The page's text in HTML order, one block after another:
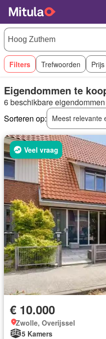
Filters Trefwoorden Prijs
Eigendommen te
6 beschikbare eigendommen
Sorteren op:
Meest relevante
Veel vraag
€ 10.000
Zwolle, Overijssel
5 Kamers